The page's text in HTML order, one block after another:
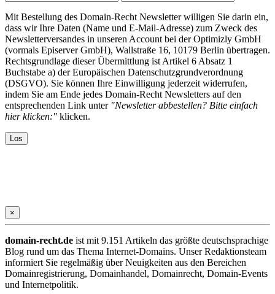
Mit Bestellung des Domain-Recht Newsletter willigen Sie darin ein,
dass wir Ihre Daten (Name und E-Mail-Adresse) zum Zweck des
Newsletterversandes in unseren Account bei der Optimizly GmbH
(vormals Episerver GmbH), Wallstraße 16, 10179 Berlin übertragen.
Rechtsgrundlage dieser Übermittlung ist Artikel 6 Absatz 1
Buchstabe a) der Europäischen Datenschutzgrundverordnung
(DSGVO). Sie können Ihre Einwilligung jederzeit widerrufen,
indem Sie am Ende jedes Domain-Recht Newsletters auf den
entsprechenden Link unter "Newsletter abbestellen? Bitte einfach
hier klicken:" klicken.
×
domain-recht.de ist mit 9.151 Artikeln das größte deutschsprachige
Blog rund um das Thema Internet-Domains. Unser Redaktionsteam
informiert Sie regelmäßig über Neuigkeiten aus den Bereichen
Domainregistrierung, Domainhandel, Domainrecht, Domain-Events
und Internetpolitik.